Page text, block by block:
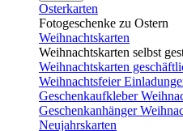
Osterkarten
Fotogeschenke zu Ostern
Weihnachtskarten
Weihnachtskarten selbst
Weihnachtskarten
Weihnachtsfeier
Geschenkaufkleber
Geschenkanhänger
Neujahrskarten